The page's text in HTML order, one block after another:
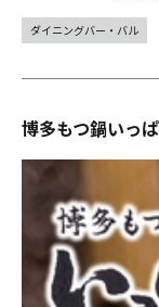
ダイニングバー・バル
博多もつ鍋いっ